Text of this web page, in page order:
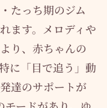
たっち期のジム
ます。メロディや
り、赤ちゃんの
に「目で追う」動
達のサポートが